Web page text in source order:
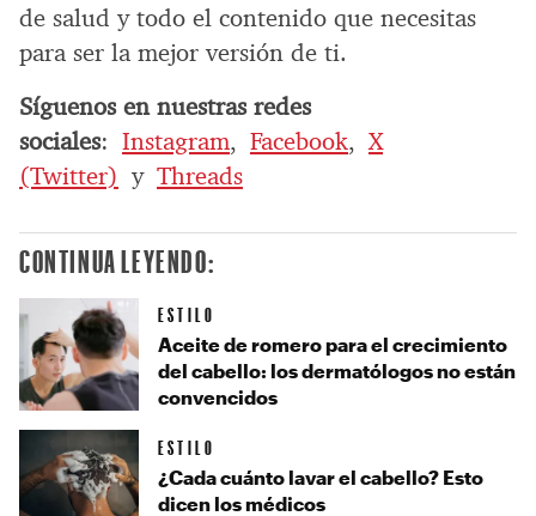
de salud y todo el contenido que necesitas
para ser la mejor versión de ti.
Síguenos en nuestras redes
sociales: Instagram, Facebook,X
(Twitter) y Threads
CONTINUA LEYENDO:
ESTILO
Aceite de romero para el crecimiento
del cabello: los dermatólogos no están
convencidos
ESTILO
¿Cada cuánto lavar el cabello? Esto
dicen los médicos